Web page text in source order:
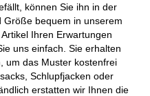
können Sie ihn in der
Größe bequem in unserem
Ihren Erwartungen
uns einfach. Sie erhalten
um das Muster kostenfrei
Schlupfjacken oder
erstatten wir Ihnen die